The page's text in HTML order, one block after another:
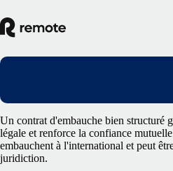
Un contrat d'embauche bien structuré
légale et renforce la confiance
embauchent à l'international et peut
juridiction.